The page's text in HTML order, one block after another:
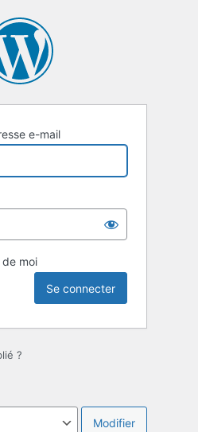
e-mail
de moi
?